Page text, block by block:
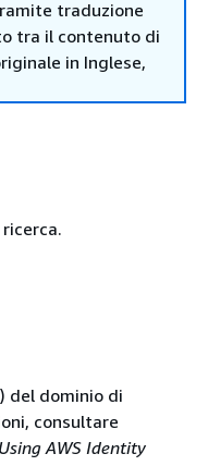
traduzione
tra il contenuto di
in Inglese,
del dominio di
consultare
Using AWS Identity